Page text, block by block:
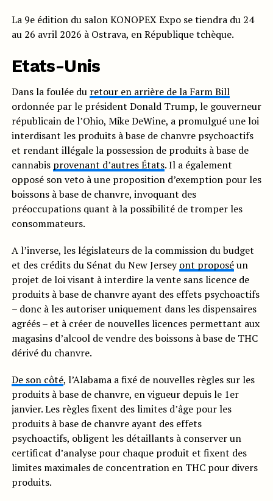
La 9e édition du salon KONOPEX Expo se tiendra du 24
au 26 avril 2026 à Ostrava, en République tchèque.
Etats-Unis
Dans la foulée du retour en arrière de la Farm Bill
ordonnée par le président Donald Trump, le gouverneur
républicain de l’Ohio, Mike DeWine, a promulgué une loi
interdisant les produits à base de chanvre psychoactifs
et rendant illégale la possession de produits à base de
cannabis provenant d’autres États. Il a également
opposé son veto à une proposition d’exemption pour les
boissons à base de chanvre, invoquant des
préoccupations quant à la possibilité de tromper les
consommateurs.
A l’inverse, les législateurs de la commission du budget
et des crédits du Sénat du New Jerseyont proposéun
projet de loi visant à interdire la vente sans licence de
produits à base de chanvre ayant des effets psychoactifs
– donc à les autoriser uniquement dans les dispensaires
agréés – et à créer de nouvelles licences permettant aux
magasins d’alcool de vendre des boissons à base de THC
dérivé du chanvre.
De son côté, l’Alabama a fixé de nouvelles règles sur les
produits à base de chanvre, en vigueur depuis le 1er
janvier. Les règles fixent des limites d’âge pour les
produits à base de chanvre ayant des effets
psychoactifs, obligent les détaillants à conserver un
certificat d’analyse pour chaque produit et fixent des
limites maximales de concentration en THC pour divers
produits.